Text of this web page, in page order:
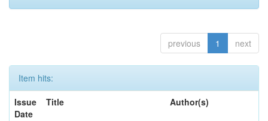
previous 1 next
Item hits:
Issue
Date
Title Author(s)